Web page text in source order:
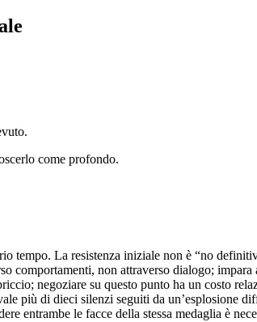
come profondo.
tempo. La resistenza iniziale non è “no
non attraverso dialogo; impara
negoziare su questo punto ha un costo
più di dieci silenzi seguiti da un’esplosione
le facce della stessa medaglia è